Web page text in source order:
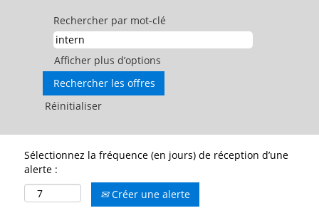
Rechercher par mot-clé
Afficher plus d’options
Réinitialiser
Sélectionnez la fréquence (en jours) de réception d’une
alerte :
Créer une alerte